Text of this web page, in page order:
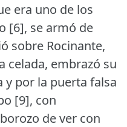
era uno de los
[6], se armó de
sobre Rocinante,
celada, embrazó su
y por la puerta falsa
[9], con
de ver con